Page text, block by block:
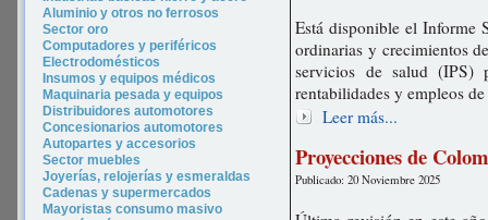
Aluminio y otros no ferrosos
Sector oro
Computadores y periféricos
Electrodomésticos
Insumos y equipos médicos
Maquinaria pesada y equipos
Distribuidores automotores
Concesionarios automotores
Autopartes y accesorios
Sector muebles
Joyerías, relojerías y esmeraldas
Cadenas y supermercados
Mayoristas consumo masivo
Está disponible el Informe
ordinarias y crecimientos
servicios de salud (IPS)
rentabilidades y empleos
Leer más...
Proyecciones de
Publicado: 20 Noviembre 2025